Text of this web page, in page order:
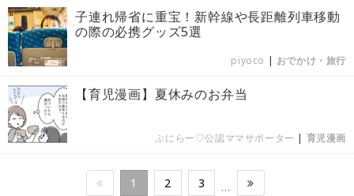
子連れ帰省に重宝！新幹線や長距離列車移動
の際の必携グッズ5選
piyoco | おでかけ・旅行
【育児漫画】夏休みのお弁当
ぷにらー♡公認ママサポーター | 育児漫画
1 2 3 …